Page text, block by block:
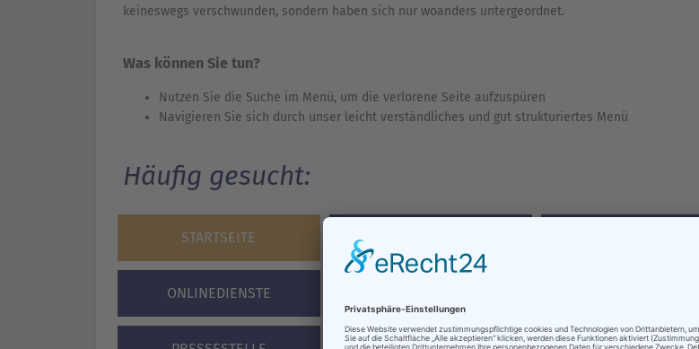
keineswegs verschwunden, sondern haben sich nur woanders untergeordnet.
Was können Sie tun?
Nutzen Sie die Suche im Menü, um die verlorene Seite aufzuspüren
Navigieren Sie sich durch unser leicht verständliches und gut strukturiertes Menü
Häufig gesucht:
STARTSEITE
ONLINEDIENSTE